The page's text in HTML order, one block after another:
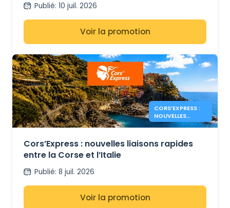
Publié: 10 juil. 2026
Voir la promotion
CORS’EXPRESS :
NOUVELLES
LIAISONS CORSE
Cors’Express : nouvelles liaisons rapides
entre la Corse et l’Italie
Publié: 8 juil. 2026
Voir la promotion